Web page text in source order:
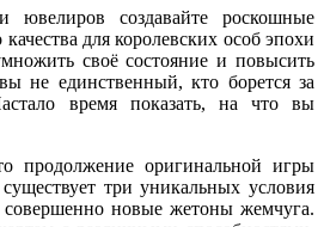
создавайте роскошные
для королевских особ эпохи
своё состояние и повысить
не единственный, кто борется за
время показать, на что вы
продолжение оригинальной игры
три уникальных условия
новые жетоны жемчуга.